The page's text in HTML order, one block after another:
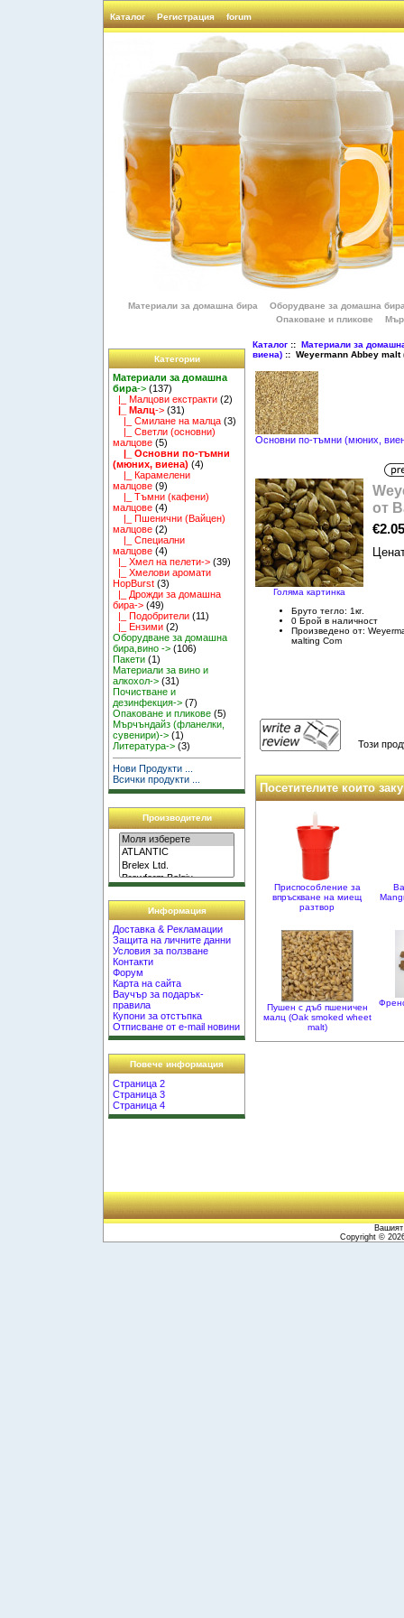
Каталог Регистрация forum
Материали за домашна бира
Оборудване за домашна
Опаковане и пликове
Категории
Материали за домашна
бира-> (137)
|_ Малцови екстракти (2)
|_ Малц-> (31)
|_ Смилане на малца (3)
|_ Светли (основни)
малцове (5)
|_ Основни по-тъмни
(мюних, виена) (4)
|_ Карамелени
малцове (9)
|_ Тъмни (кафени)
малцове (4)
|_ Пшенични (Вайцен)
малцове (2)
|_ Специални
малцове (4)
|_ Хмел на пелети-> (39)
|_ Хмелови аромати
HopBurst (3)
|_ Дрожди за домашна
бира-> (49)
|_ Подобрители (11)
|_ Ензими (2)
Оборудване за домашна
бира,вино -> (106)
Пакети (1)
Материали за вино и
алкохол-> (31)
Почистване и
дезинфекция-> (7)
Опаковане и пликове (5)
Мърчъндайз (фланелки,
сувенири)-> (1)
Литература-> (3)
Нови Продукти ...
Всички продукти ...
Производители
Информация
Доставка & Рекламации
Защита на личните данни
Условия за ползване
Контакти
Форум
Карта на сайта
Ваучър за подарък-
правила
Купони за отстъпка
Отписване от e-mail новини
Повече информация
Страница 2
Страница 3
Страница 4
Каталог:: Материали за
виена):: Weyermann Abbey malt
Основни по-тъмни (мюних,
Голяма картинка
от
€2.05
Бруто тегло: 1кг.
0 Брой в наличност
Произведено от:
маlting Com
Този
Посетителите които
Приспособление за
впръскване на миещ
разтвор
Пушен с дъб пшеничен
малц (Oak smoked wheet
malt)
Copyright ©